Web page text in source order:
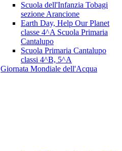
Scuola dell'Infanzia Tobagi
sezione Arancione
Earth Day, Help Our Planet
classe 4^A Scuola Primaria
Cantalupo
Scuola Primaria Cantalupo
classi 4^B, 5^A
Giornata Mondiale dell'Acqua